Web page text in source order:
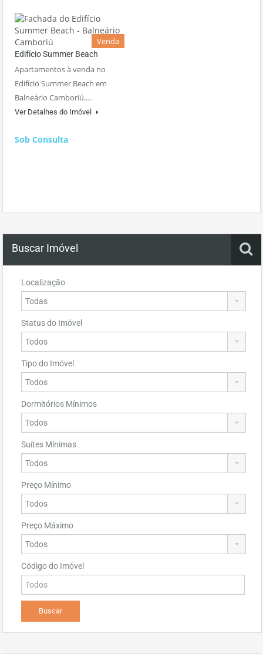
Venda
Edifício Summer Beach
Apartamentos à venda no
Edifício Summer Beach em
Balneário Camboriú.…
Ver Detalhes do Imóvel
Sob Consulta
Buscar Imóvel
Localização
Status do Imóvel
Tipo do Imóvel
Dormitórios Mínimos
Suítes Mínimas
Preço Mínimo
Preço Máximo
Código do Imóvel